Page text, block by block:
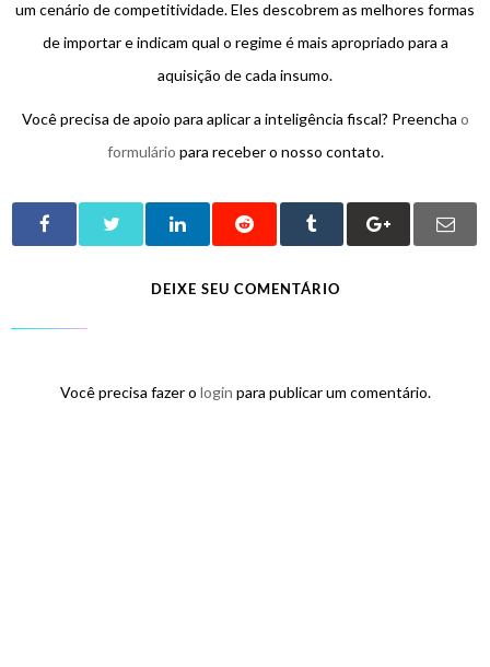
um cenário de competitividade. Eles descobrem as melhores formas
de importar e indicam qual o regime é mais apropriado para a
aquisição de cada insumo.
Você precisa de apoio para aplicar a inteligência fiscal? Preencha o
formulário para receber o nosso contato.
DEIXE SEU COMENTÁRIO
Você precisa fazer o login para publicar um comentário.